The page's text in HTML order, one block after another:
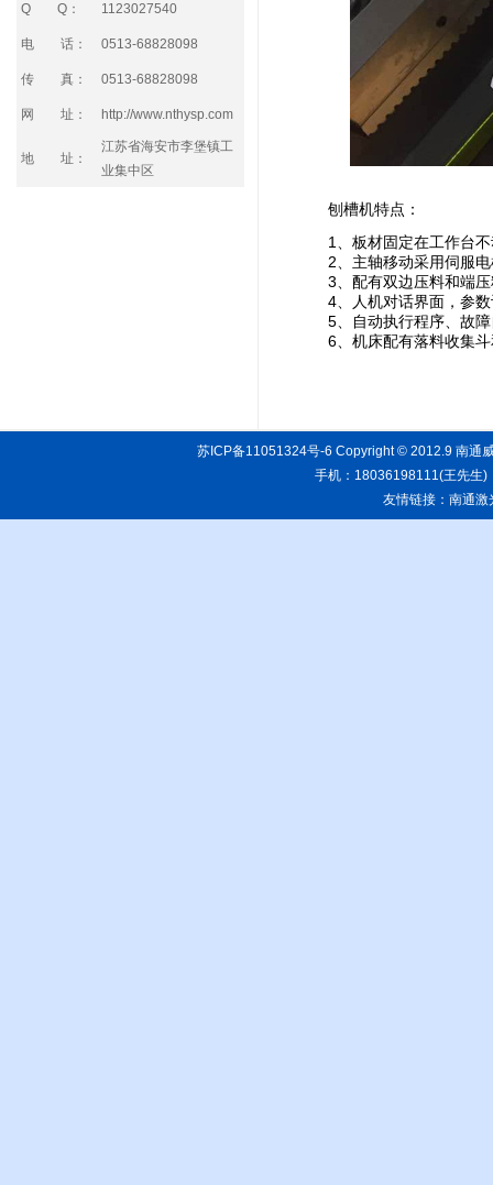
Q Q： 1123027540
电 话： 0513-68828098
传 真： 0513-68828098
网 址： http://www.nthysp.com
地 址：
江苏省海安市李堡镇工
业集中区
刨槽机特点：
1、板材固定在工作台
2、主轴移动采用伺服
3、配有双边压料和端
4、人机对话界面，参
5、自动执行程序、故
6、机床配有落料收集
苏ICP备11051324号-6 Copyright © 2012.9 南通
手机：18036198111(王先
友情链接： 南通激